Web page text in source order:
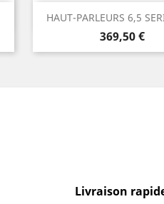
HAUT-PARLEURS 6,5
Prix
369,50 €
Aperçu
Livraison